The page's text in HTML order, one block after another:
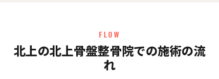
FLOW
北上の北上骨盤整骨院での施術の流
れ